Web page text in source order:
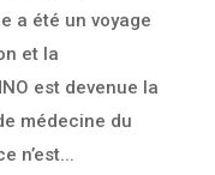
a été un voyage
et la
est devenue la
médecine du
n’est...